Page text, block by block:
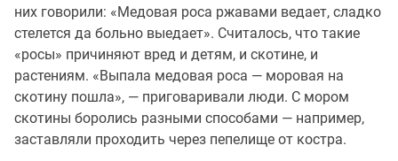
них говорили: «Медовая роса ржавами ведает, сладко
стелется да больно выедает». Считалось, что такие
«росы» причиняют вред и детям, и скотине, и
растениям. «Выпала медовая роса — моровая на
скотину пошла», — приговаривали люди. C мором
скотины боролись разными способами — например,
заставляли проходить через пепелище от костра.